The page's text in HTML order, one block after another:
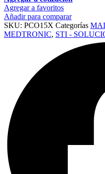
Agregar a favoritos
Añadir para comparar
SKU: PCO15X Categorías
MEDTRONIC, STI -